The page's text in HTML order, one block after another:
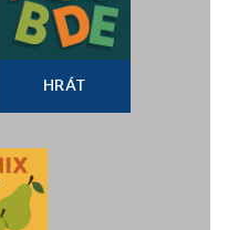
HRÁT